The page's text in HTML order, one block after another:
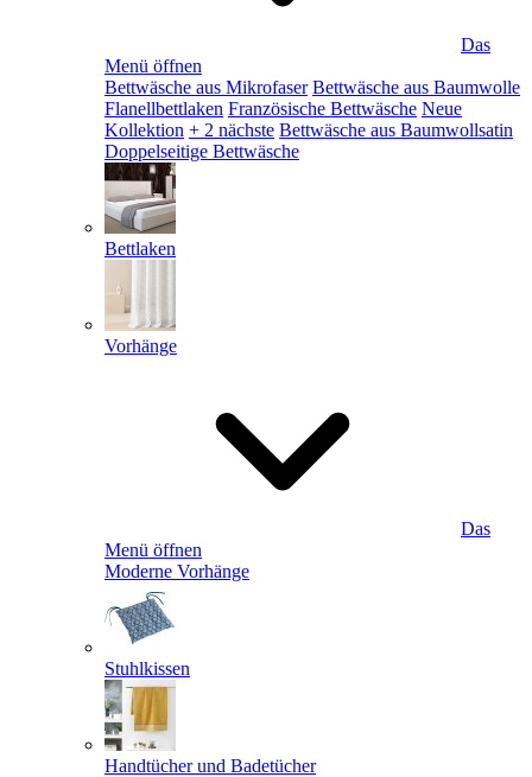
Das
Menü öffnen
Bettwäsche aus Mikrofaser Bettwäsche aus Baumwolle
Flanellbettlaken Französische Bettwäsche Neue
Kollektion + 2 nächste Bettwäsche aus Baumwollsatin
Doppelseitige Bettwäsche
Bettlaken
Vorhänge
Das
Menü öffnen
Moderne Vorhänge
Stuhlkissen
Handtücher und Badetücher